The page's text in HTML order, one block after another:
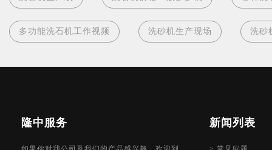
多功能洗石机工作视频 洗砂机生产现场 洗砂
隆中服务 新闻列表